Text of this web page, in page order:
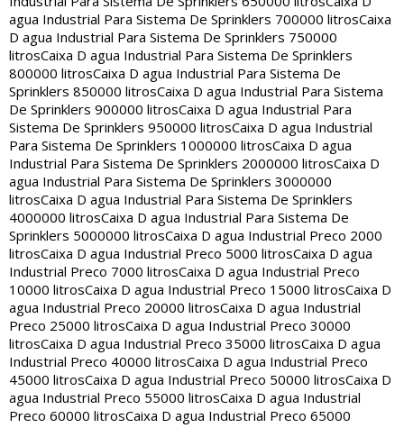
agua Industrial Para Sistema De Sprinklers 700000 litrosCaixa
D agua Industrial Para Sistema De Sprinklers 750000
litrosCaixa D agua Industrial Para Sistema De Sprinklers
800000 litrosCaixa D agua Industrial Para Sistema De
Sprinklers 850000 litrosCaixa D agua Industrial Para Sistema
De Sprinklers 900000 litrosCaixa D agua Industrial Para
Sistema De Sprinklers 950000 litrosCaixa D agua Industrial
Para Sistema De Sprinklers 1000000 litrosCaixa D agua
Industrial Para Sistema De Sprinklers 2000000 litrosCaixa D
agua Industrial Para Sistema De Sprinklers 3000000
litrosCaixa D agua Industrial Para Sistema De Sprinklers
4000000 litrosCaixa D agua Industrial Para Sistema De
Sprinklers 5000000 litrosCaixa D agua Industrial Preco 2000
litrosCaixa D agua Industrial Preco 5000 litrosCaixa D agua
Industrial Preco 7000 litrosCaixa D agua Industrial Preco
10000 litrosCaixa D agua Industrial Preco 15000 litrosCaixa D
agua Industrial Preco 20000 litrosCaixa D agua Industrial
Preco 25000 litrosCaixa D agua Industrial Preco 30000
litrosCaixa D agua Industrial Preco 35000 litrosCaixa D agua
Industrial Preco 40000 litrosCaixa D agua Industrial Preco
45000 litrosCaixa D agua Industrial Preco 50000 litrosCaixa D
agua Industrial Preco 55000 litrosCaixa D agua Industrial
Preco 60000 litrosCaixa D agua Industrial Preco 65000